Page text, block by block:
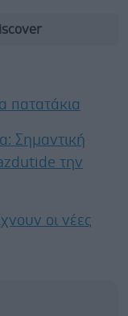
πατατάκια
Σημαντική
την
οι νέες